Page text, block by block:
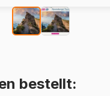
bestellt: